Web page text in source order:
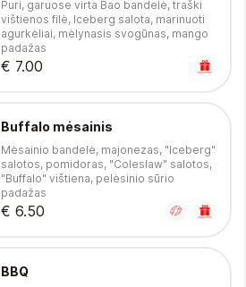
Puri, garuose virta Bao bandelė, traški
vištienos filė, Iceberg salota, marinuoti
agurkėliai, mėlynasis svogūnas, mango
padažas
€ 7.00
Buffalo mėsainis
Mėsainio bandelė, majonezas, "Iceberg"
salotos, pomidoras, "Coleslaw" salotos,
"Buffalo" vištiena, pelėsinio sūrio
padažas
€ 6.50
BBQ